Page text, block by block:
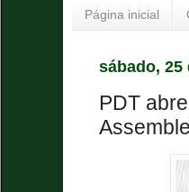
Página inicial
sábado, 25
PDT